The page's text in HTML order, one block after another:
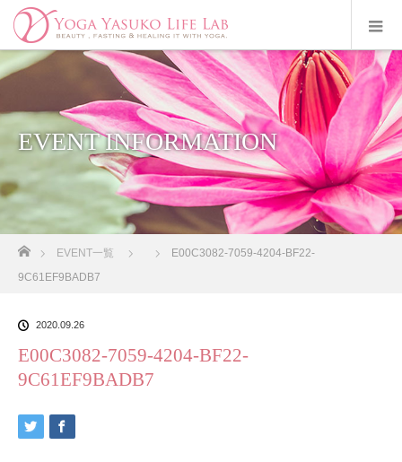
EVENT INFORMATION
EVENT一覧
E00C3082-7059-4204-BF22-
9C61EF9BADB7
2020.09.26
E00C3082-7059-4204-BF22-
9C61EF9BADB7